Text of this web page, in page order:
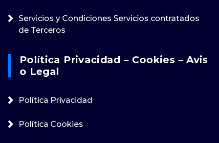
Servicios y Condiciones Servicios contratados
de Terceros
Política Privacidad – Cookies – Avis
O Legal
Política Privacidad
Política Cookies